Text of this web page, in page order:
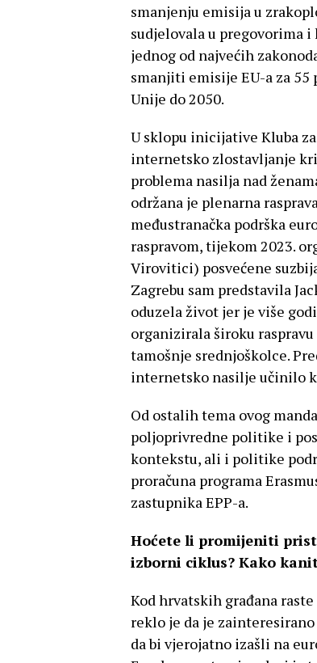
smanjenju emisija u
sudjelovala u pregovorima i
jednog od najvećih
smanjiti emisije EU-a za 55
Unije do 2050.
U sklopu inicijative Kluba
internetsko zlostavljanje
problema nasilja nad
održana je plenarna
međustranačka podrška
raspravom, tijekom 2023.
Virovitici) posvećene
Zagrebu sam predstavila
oduzela život jer je više
organizirala široku
tamošnje srednjoškolce.
internetsko nasilje učinilo
Od ostalih tema ovog
poljoprivredne politike i
kontekstu, ali i politike
proračuna programa
zastupnika EPP-a.
Hoćete li promijeniti
izborni ciklus? Kako
Kod hrvatskih građana
reklo je da je
da bi vjerojatno izašli na